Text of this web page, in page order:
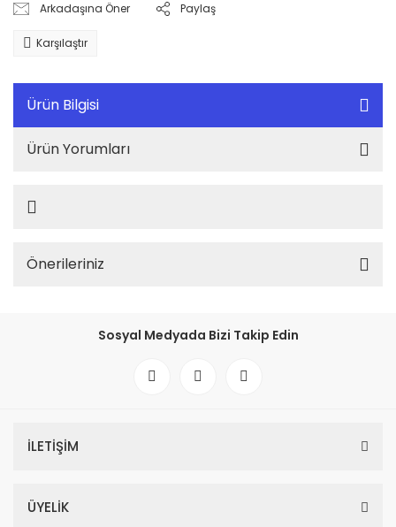
Arkadaşına Öner Paylaş
Karşılaştır
Ürün Bilgisi
Ürün Yorumları
Önerileriniz
Sosyal Medyada Bizi Takip Edin
İLETİŞİM
ÜYELİK